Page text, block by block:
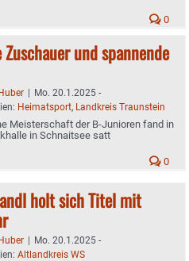
0
und spannende
| Mo. 20.1.2025 -
Heimatsport, Landkreis Traunstein
Meisterschaft der B-Junioren fand in
in Schnaitsee satt
0
holt sich Titel mit
| Mo. 20.1.2025 -
Altlandkreis WS